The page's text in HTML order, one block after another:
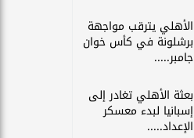
الأهلي يترقب مواجهة
برشلونة في كأس خوان
جامبر.....
بعثة الأهلي تغادر إلى
إسبانيا لبدء معسكر
الإعداد.....